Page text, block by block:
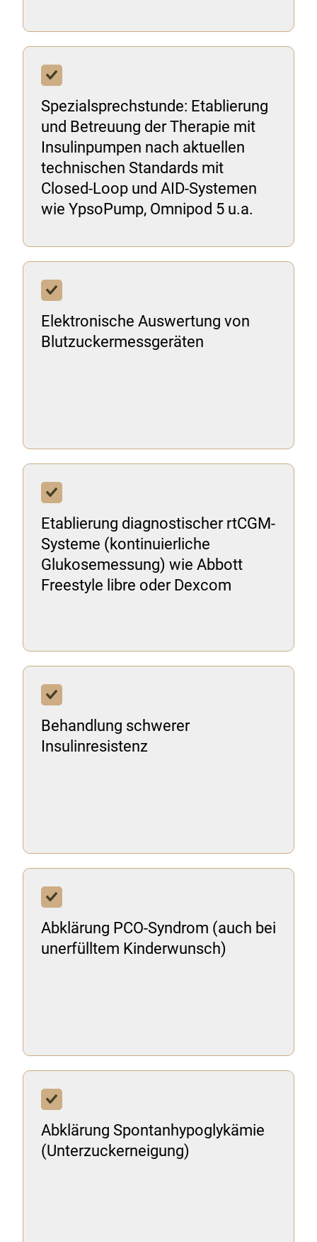
Spezialsprechstunde: Etablierung
und Betreuung der Therapie mit
Insulinpumpen nach aktuellen
technischen Standards mit
Closed-Loop und AID-Systemen
wie YpsoPump, Omnipod 5 u.a.
Elektronische Auswertung von
Blutzuckermessgeräten
Etablierung diagnostischer rtCGM-
Systeme (kontinuierliche
Glukosemessung) wie Abbott
Freestyle libre oder Dexcom
Behandlung schwerer
Insulinresistenz
Abklärung PCO-Syndrom (auch bei
unerfülltem Kinderwunsch)
Abklärung Spontanhypoglykämie
(Unterzuckerneigung)